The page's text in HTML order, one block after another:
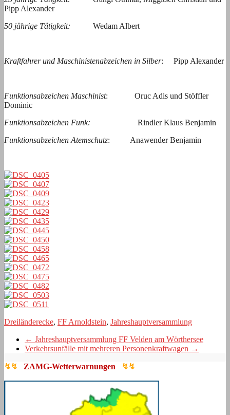
Pipp Alexander
50 jährige Tätigkeit: Wedam Albert
Kraftfahrer und Maschinistenabzeichen in Silber: Pipp Alexander
Funktionsabzeichen Maschinist: Oruc Adis und Stöffler
Dominic
Funktionsabzeichen Funk: Rindler Klaus Benjamin
Funktionsabzeichen Atemschutz: Anawender Benjamin
Dreiländerecke, FF Arnoldstein, Jahreshauptversammlung
← Jahreshauptversammlung FF Velden am Wörthersee
Verkehrsunfälle mit mehreren Personenkraftwagen →
↯↯ ZAMG-Wetterwarnungen ↯↯